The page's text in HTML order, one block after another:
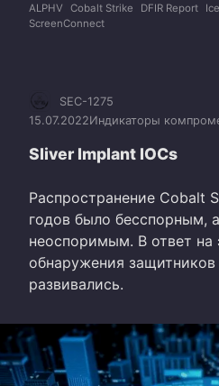
ALPHV Cobalt Strike DFIR Report
ScreenConnect
SEC-1275
15.07.2022Индикаторы
Sliver Implant IOCs
Распространение Cobalt
годов было бесспорным,
неоспоримым. В ответ на
обнаружения защитников
развивались.